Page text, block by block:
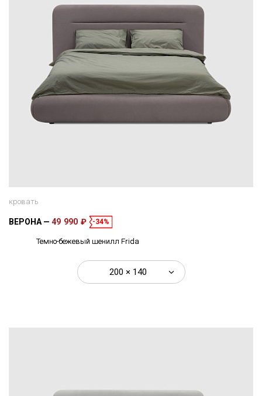
кровать
ВЕРОНА 49 990 ₽ -34%
Темно-бежевый шенилл Frida
200 × 140